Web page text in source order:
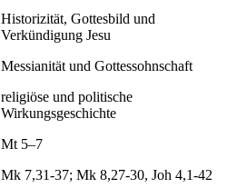
Historizität, Gottesbild und
Verkündigung Jesu
Messianität und Gottessohnschaft
religiöse und politische
Wirkungsgeschichte
Mt 5–7
Mk 7,31-37; Mk 8,27-30, Joh 4,1-42